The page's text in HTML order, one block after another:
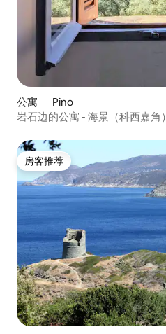
公寓 ｜ Pino
岩石边的公寓 - 海景（科西嘉角）
房客推荐
房客推荐